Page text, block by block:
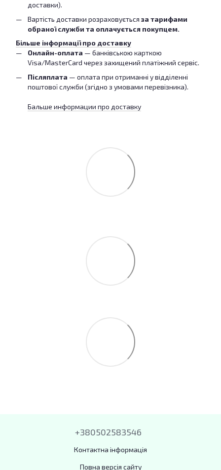
доставки).
Вартість доставки розраховується за тарифами
обраної служби та оплачується покупцем.
Більше інформації про доставку
Онлайн-оплата — банківською карткою
Visa/MasterCard через захищений платіжний сервіс.
Післяплата — оплата при отриманні у відділенні
поштової служби (згідно з умовами перевізника).
Бальше информации про доставку
+380502583546
Контактна інформація
Повна версія сайту